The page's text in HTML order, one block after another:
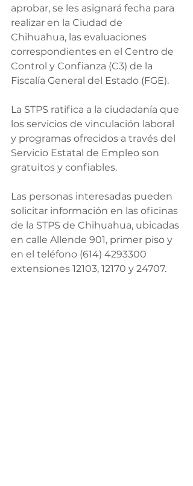
aprobar, se les asignará fecha para
realizar en la Ciudad de
Chihuahua, las evaluaciones
correspondientes en el Centro de
Control y Confianza (C3) de la
Fiscalía General del Estado (FGE).
La STPS ratifica a la ciudadanía que
los servicios de vinculación laboral
y programas ofrecidos a través del
Servicio Estatal de Empleo son
gratuitos y confiables.
Las personas interesadas pueden
solicitar información en las oficinas
de la STPS de Chihuahua, ubicadas
en calle Allende 901, primer piso y
en el teléfono (614) 4293300
extensiones 12103, 12170 y 24707.